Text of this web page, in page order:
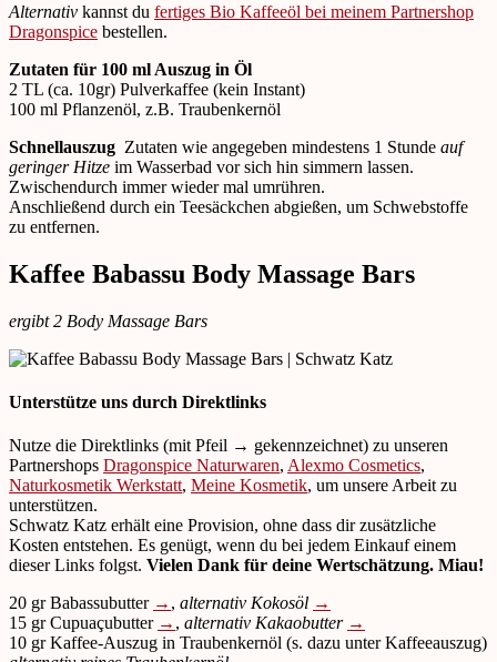
Alternativ kannst du fertiges Bio Kaffeeöl bei meinem Partnershop
Dragonspice bestellen.
Zutaten für 100 ml Auszug in Öl
2 TL (ca. 10gr) Pulverkaffee (kein Instant)
100 ml Pflanzenöl, z.B. Traubenkernöl
Schnellauszug Zutaten wie angegeben mindestens 1 Stunde auf
geringer Hitze im Wasserbad vor sich hin simmern lassen.
Zwischendurch immer wieder mal umrühren.
Anschließend durch ein Teesäckchen abgießen, um Schwebstoffe
zu entfernen.
Kaffee Babassu Body Massage Bars
ergibt 2 Body Massage Bars
Unterstütze uns durch Direktlinks
Nutze die Direktlinks (mit Pfeil → gekennzeichnet) zu unseren
Partnershops Dragonspice Naturwaren, Alexmo Cosmetics,
Naturkosmetik Werkstatt, Meine Kosmetik, um unsere Arbeit zu
unterstützen.
Schwatz Katz erhält eine Provision, ohne dass dir zusätzliche
Kosten entstehen. Es genügt, wenn du bei jedem Einkauf einem
dieser Links folgst. Vielen Dank für deine Wertschätzung. Miau!
20 gr Babassubutter → , alternativ Kokosöl →
15 gr Cupuaçubutter → , alternativ Kakaobutter →
10 gr Kaffee-Auszug in Traubenkernöl (s. dazu unter Kaffeeauszug)